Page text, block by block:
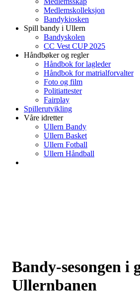
Medlemskolleksjon
Bandykiosken
Spill bandy i Ullern
Bandyskolen
CC Vest CUP 2025
Håndbøker og regler
Håndbok for lagleder
Håndbok for matrialforvalter
Foto og film
Politiattester
Fairplay
Spillerutvikling
Våre idretter
Ullern Bandy
Ullern Basket
Ullern Fotball
Ullern Håndball
Bandy-sesongen i
Ullernbanen